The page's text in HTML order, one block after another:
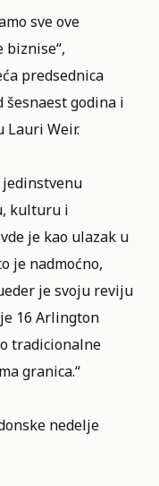
sve ove
biznise“,
predsednica
šesnaest godina i
Lauri Weir.
jedinstvenu
kulturu i
je kao ulazak u
je nadmoćno,
je svoju reviju
16 Arlington
tradicionalne
granica.“
nedelje